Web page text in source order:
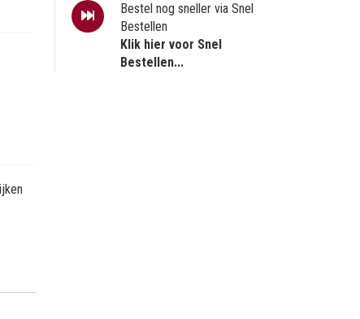
Bestel nog sneller via Snel
Bestellen
Klik hier voor Snel
Bestellen...